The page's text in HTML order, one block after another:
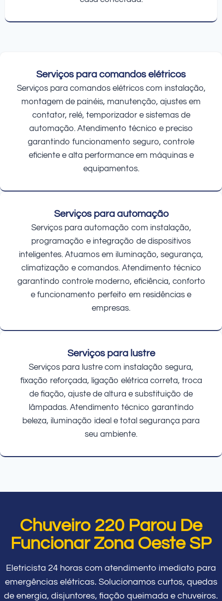
Serviços para comandos elétricos
Serviços para comandos elétricos com instalação,
montagem de painéis, manutenção, ajustes em
contator, relé, temporizador e sistemas de
automação. Atendimento técnico e preciso
garantindo funcionamento seguro, controle
eficiente e alta performance em máquinas e
equipamentos.
Serviços para automação
Serviços para automação com instalação,
programação e integração de dispositivos
inteligentes. Atuamos em iluminação, segurança,
climatização e comandos. Atendimento técnico
garantindo controle moderno, eficiência, conforto
e funcionamento perfeito em residências e
empresas.
Serviços para lustre
Serviços para lustre com instalação segura,
fixação reforçada, ligação elétrica correta, troca
de fiação, ajuste de altura e substituição de
lâmpadas. Atendimento técnico garantindo
beleza, iluminação ideal e total segurança para
seu ambiente.
Chuveiro 220 Parou De
Funcionar Zona Oeste SP
Eletricista 24 horas com atendimento imediato para
emergências elétricas. Solucionamos curtos, quedas
de energia, disjuntores, fiação queimada e chuveiros.